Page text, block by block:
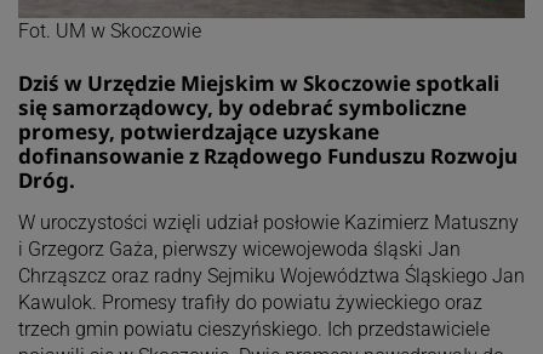
Fot. UM w Skoczowie
Dziś w Urzędzie Miejskim w Skoczowie spotkali
się samorządowcy, by odebrać symboliczne
promesy, potwierdzające uzyskane
dofinansowanie z Rządowego Funduszu Rozwoju
Dróg.
W uroczystości wzięli udział posłowie Kazimierz Matuszny
i Grzegorz Gaża, pierwszy wicewojewoda śląski Jan
Chrząszcz oraz radny Sejmiku Województwa Śląskiego Jan
Kawulok. Promesy trafiły do powiatu żywieckiego oraz
trzech gmin powiatu cieszyńskiego. Ich przedstawiciele